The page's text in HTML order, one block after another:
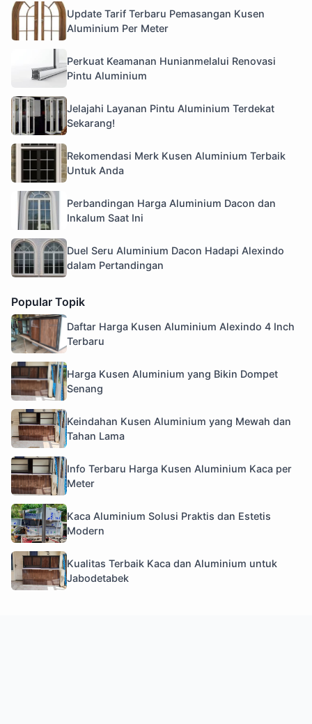
Update Tarif Terbaru Pemasangan Kusen
Aluminium Per Meter
Perkuat Keamanan Hunianmelalui Renovasi
Pintu Aluminium
Jelajahi Layanan Pintu Aluminium Terdekat
Sekarang!
Rekomendasi Merk Kusen Aluminium Terbaik
Untuk Anda
Perbandingan Harga Aluminium Dacon dan
Inkalum Saat Ini
Duel Seru Aluminium Dacon Hadapi Alexindo
dalam Pertandingan
Popular Topik
Daftar Harga Kusen Aluminium Alexindo 4 Inch
Terbaru
Harga Kusen Aluminium yang Bikin Dompet
Senang
Keindahan Kusen Aluminium yang Mewah dan
Tahan Lama
Info Terbaru Harga Kusen Aluminium Kaca per
Meter
Kaca Aluminium Solusi Praktis dan Estetis
Modern
Kualitas Terbaik Kaca dan Aluminium untuk
Jabodetabek